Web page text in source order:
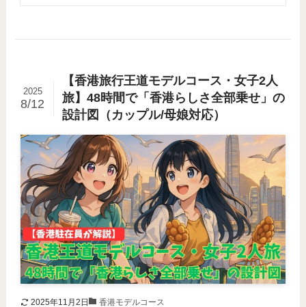
【香港旅行王道モデルコース・女子2人
旅】48時間で「香港らしさ全部乗せ」の
設計図（カップル/母娘対応）
2025
8/12
2025年11月2日 香港モデルコース